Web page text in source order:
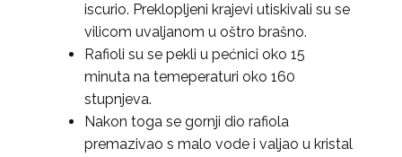
iscurio. Preklopljeni krajevi utiskivali su se
vilicom uvaljanom u oštro brašno.
Rafioli su se pekli u pećnici oko 15
minuta na temeperaturi oko 160
stupnjeva.
Nakon toga se gornji dio rafiola
premazivao s malo vode i valjao u kristal